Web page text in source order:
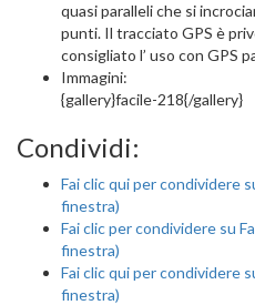
quasi paralleli che si
punti. Il tracciato GPS è
consigliato l’ uso con GPS
Immagini:
{gallery}facile-218{/gallery}
Condividi:
Fai clic qui per condividere
finestra)
Fai clic per condividere su
finestra)
Fai clic qui per condividere
finestra)